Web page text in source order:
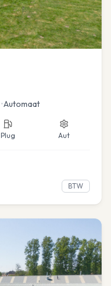
•Automaat
Plug Aut
BTW